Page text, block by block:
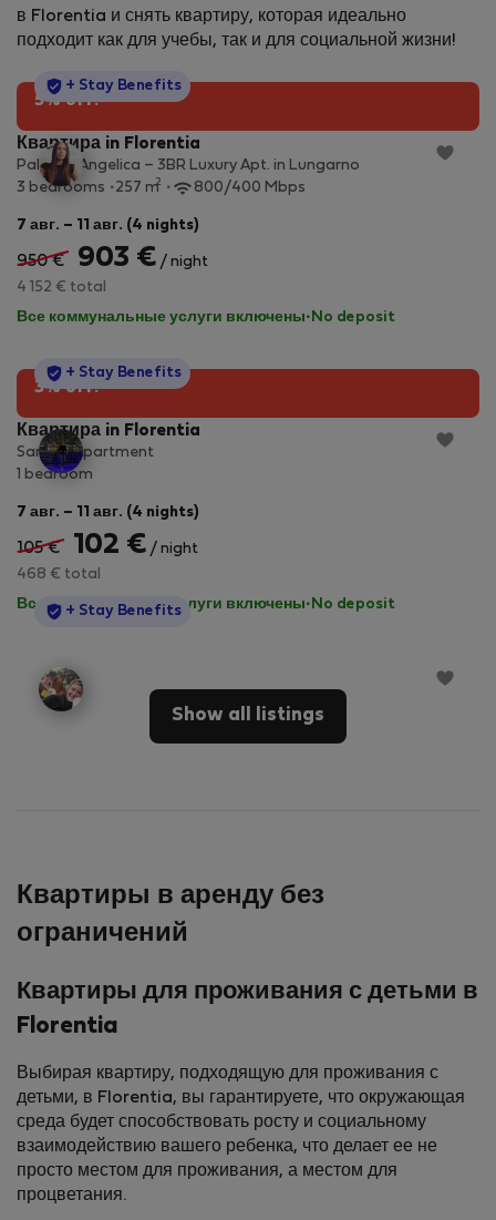
в Florentia и снять квартиру, которая идеально
подходит как для учебы, так и для социальной жизни!
5% off!
StayProtection
+ Stay Benefits
Квартира in Florentia
Palazzo Angelica – 3BR Luxury Apt. in Lungarno
3 bedrooms
257 m2 800/400 Mbps
7 авг. – 11 авг. (4 nights)
950 € 903 € / night
4 152 € total
Все коммунальные услуги включены· No deposit
3% off!
StayProtection
+ Stay Benefits
Квартира in Florentia
Sandra Apartment
1 bedroom
7 авг. – 11 авг. (4 nights)
105 € 102 € / night
468 € total
Все коммунальные услуги включены· No deposit
StayProtection
+ Stay Benefits
Show all listings
Квартиры в аренду без
ограничений
Квартиры для проживания с детьми в
Florentia
Выбирая квартиру, подходящую для проживания с
детьми, в Florentia, вы гарантируете, что окружающая
среда будет способствовать росту и социальному
взаимодействию вашего ребенка, что делает ее не
просто местом для проживания, а местом для
процветания.